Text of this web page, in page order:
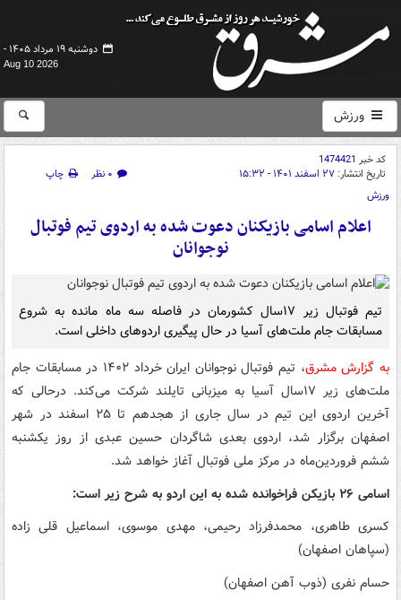
دوشنبه ۱۹ مرداد ۱۴۰۵ -
Aug 10 2026
ورزش
کد خبر 1474421
تاریخ انتشار: ۲۷ اسفند ۱۴۰۱ - ۱۵:۳۲ ۰ نظر
چاپ
ورزش
اعلام اسامی بازیکنان دعوت شده به اردوی تیم فوتبال
نوجوانان
تیم فوتبال زیر ۱۷سال کشورمان در فاصله سه ماه مانده به شروع
مسابقات جام ملت‌های آسیا در حال پیگیری اردوهای داخلی است.
به گزارش مشرق
، تیم فوتبال نوجوانان ایران خرداد ۱۴۰۲ در مسابقات جام
ملت‌های زیر ۱۷سال آسیا به میزبانی تایلند شرکت می‌کند. درحالی که
آخرین اردوی این تیم در سال جاری از هجدهم تا ۲۵ اسفند در شهر
اصفهان برگزار شد، اردوی بعدی شاگردان حسین عبدی از روز یکشنبه
ششم فروردین‌ماه در مرکز ملی فوتبال آغاز خواهد شد.
اسامی ۲۶ بازیکن فراخوانده شده به این اردو به شرح زیر است:
کسری طاهری، محمدفرزاد رحیمی، مهدی موسوی، اسماعیل قلی زاده
(سپاهان اصفهان)